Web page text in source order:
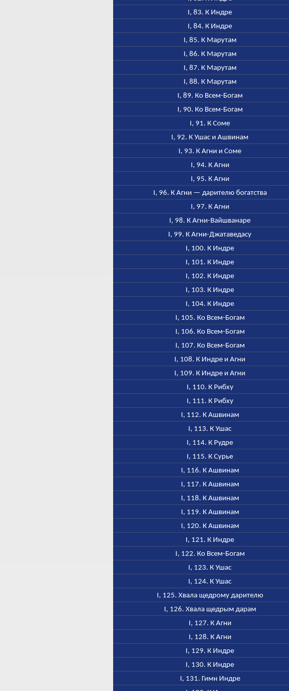
I, 83. К Индре
I, 84. К Индре
I, 85. К Марутам
I, 86. К Марутам
I, 87. К Марутам
I, 88. К Марутам
I, 89. Ко Всем-Богам
I, 90. Ко Всем-Богам
I, 91. К Соме
I, 92. К Ушас и Ашвинам
I, 93. К Агни и Соме
I, 94. К Агни
I, 95. К Агни
I, 96. К Агни — дарителю богатства
I, 97. К Агни
I, 98. К Агни-Вайшванаре
I, 99. К Агни-Джатаведасу
I, 100. К Индре
I, 101. К Индре
I, 102. К Индре
I, 103. К Индре
I, 104. К Индре
I, 105. Ко Всем-Богам
I, 106. Ко Всем-Богам
I, 107. Ко Всем-Богам
I, 108. К Индре и Агни
I, 109. К Индре и Агни
I, 110. К Рибху
I, 111. К Рибху
I, 112. К Ашвинам
I, 113. К Ушас
I, 114. К Рудре
I, 115. К Сурье
I, 116. К Ашвинам
I, 117. К Ашвинам
I, 118. К Ашвинам
I, 119. К Ашвинам
I, 120. К Ашвинам
I, 121. К Индре
I, 122. Ко Всем-Богам
I, 123. К Ушас
I, 124. К Ушас
I, 125. Хвала щедрому дарителю
I, 126. Хвала щедрым дарам
I, 127. К Агни
I, 128. К Агни
I, 129. К Индре
I, 130. К Индре
I, 131. Гимн Индре